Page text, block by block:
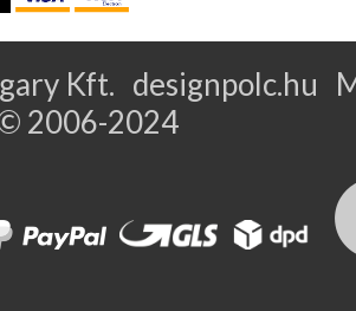
Kft. designpolc.hu
2006-2024